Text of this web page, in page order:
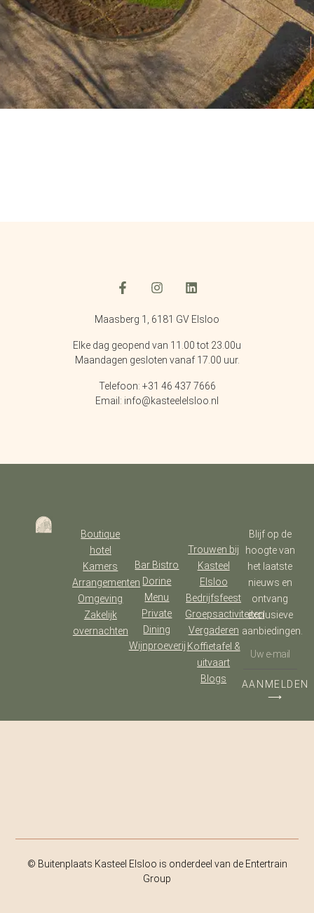
Maasberg 1, 6181 GV Elsloo
Elke dag geopend van 11.00 tot 23.00u
Maandagen gesloten vanaf 17.00 uur.
Telefoon: +31 46 437 7666
Email: info@kasteelelsloo.nl
Boutique
hotel
Kamers
Arrangementen
Omgeving
Zakelijk
overnachten
Bar Bistro
Dorine
Menu
Private
Dining
Wijnproeverij
Trouwen bij
Kasteel
Elsloo
Bedrijfsfeest
Groepsactiviteiten
Vergaderen
Koffietafel &
uitvaart
Blogs
Blijf op de
hoogte van
het laatste
nieuws en
ontvang
exclusieve
aanbiedingen.
AANMELDEN
⟶
© Buitenplaats Kasteel Elsloo is onderdeel van de Entertrain
Group